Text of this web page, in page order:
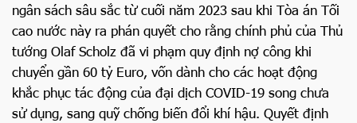
ngân sách sâu sắc từ cuối năm 2023 sau khi Tòa án Tối
cao nước này ra phán quyết cho rằng chính phủ của Thủ
tướng Olaf Scholz đã vi phạm quy định nợ công khi
chuyển gần 60 tỷ Euro, vốn dành cho các hoạt động
khắc phục tác động của đại dịch COVID-19 song chưa
sử dụng, sang quỹ chống biến đổi khí hậu. Quyết định